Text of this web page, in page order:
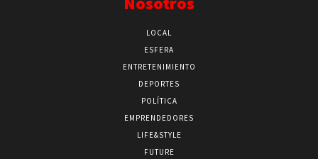
LOCAL
ESFERA
ENTRETENIMIENTO
DEPORTES
POLÍTICA
EMPRENDEDORES
LIFE&STYLE
FUTURE